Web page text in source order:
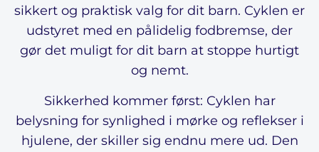
sikkert og praktisk valg for dit barn. Cyklen er
udstyret med en pålidelig fodbremse, der
gør det muligt for dit barn at stoppe hurtigt
og nemt.
Sikkerhed kommer først: Cyklen har
belysning for synlighed i mørke og reflekser i
hjulene, der skiller sig endnu mere ud. Den